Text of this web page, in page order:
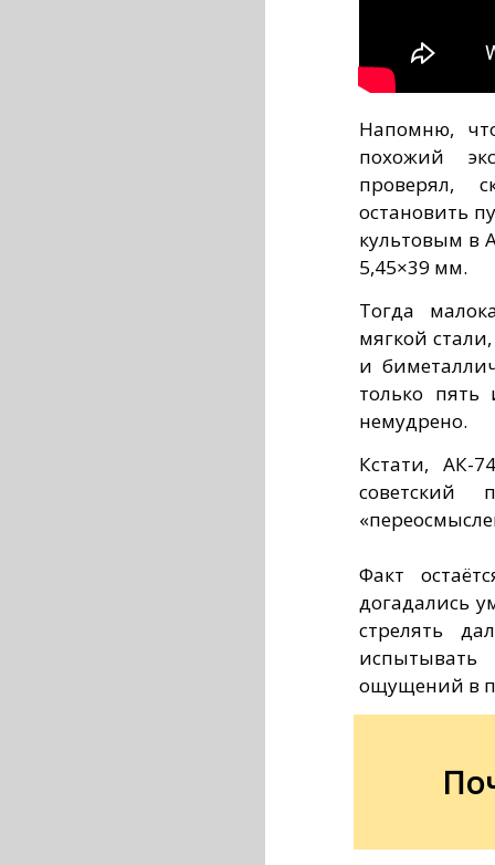
Напомню,
похожий
проверял,
остановить
культовым в
5,45×39 мм.
Тогда
мягкой
и
только
немудрено.
Кстати, АК-
Факт
догадались
стрелять
ощущений в